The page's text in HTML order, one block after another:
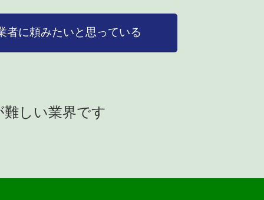
者に頼みたいと思っている
しい業界です